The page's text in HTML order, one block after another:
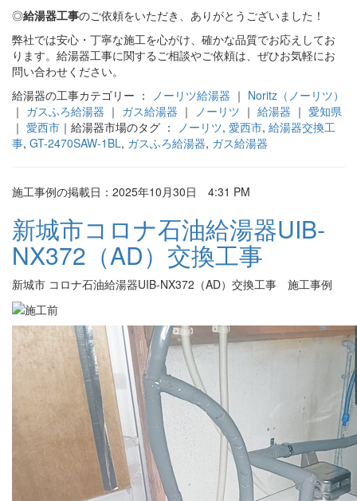
◎給湯器工事のご依頼をいただき、ありがとうございました！
弊社では安心・丁寧な施工を心がけ、確かな品質でお応えしてお
ります。給湯器工事に関するご相談やご依頼は、ぜひお気軽にお
問い合わせください。
給湯器の工事カテゴリー ：
ノーリツ給湯器 ｜ Noritz（ノーリツ）
｜ ガスふろ給湯器 ｜ ガス給湯器 ｜ ノーリツ ｜ 給湯器 ｜ 愛知県
｜ 愛西市 ｜給湯器市場のタグ ： ノーリツ, 愛西市, 給湯器交換工
事, GT-2470SAW-1BL, ガスふろ給湯器, ガス給湯器
施工事例の掲載日：2025年10月30日 4:31 PM
新城市コロナ石油給湯器UIB-
NX372（AD）交換工事
新城市 コロナ石油給湯器UIB-NX372（AD）交換工事 施工事例